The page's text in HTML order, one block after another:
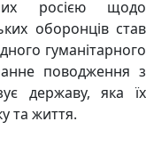
росією щодо
оборонців став
гуманітарного
поводження з
державу, яка їх
та життя.